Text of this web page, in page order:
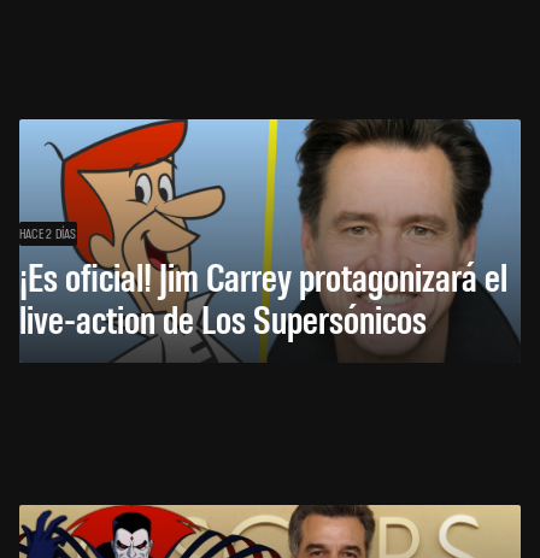
HACE 2 DÍAS
¡Es oficial! Jim Carrey protagonizará el
live-action de Los Supersónicos